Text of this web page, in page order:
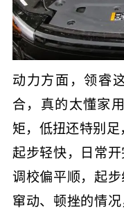
动力方面，领睿
合，真的太懂家
矩，低扭还特别足
起步轻快，日常
调校偏平顺，起
窜动、顿挫的情